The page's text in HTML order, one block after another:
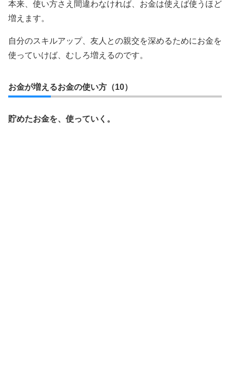
本来、使い方さえ間違わなければ、お金は使えば使うほど
増えます。
自分のスキルアップ、友人との親交を深めるためにお金を
使っていけば、むしろ増えるのです。
お金が増えるお金の使い方（10）
貯めたお金を、使っていく。